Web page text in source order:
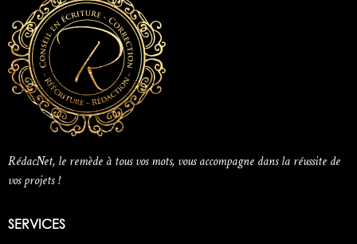
RédacNet, le remède à tous vos mots, vous accompagne dans la réussite de
vos projets !
SERVICES